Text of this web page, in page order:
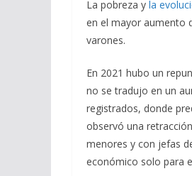
La pobreza y la
en el mayor aumento
varones.
En 2021 hubo un
no se tradujo en un
registrados, donde
observó una
menores y con jefas
económico solo para